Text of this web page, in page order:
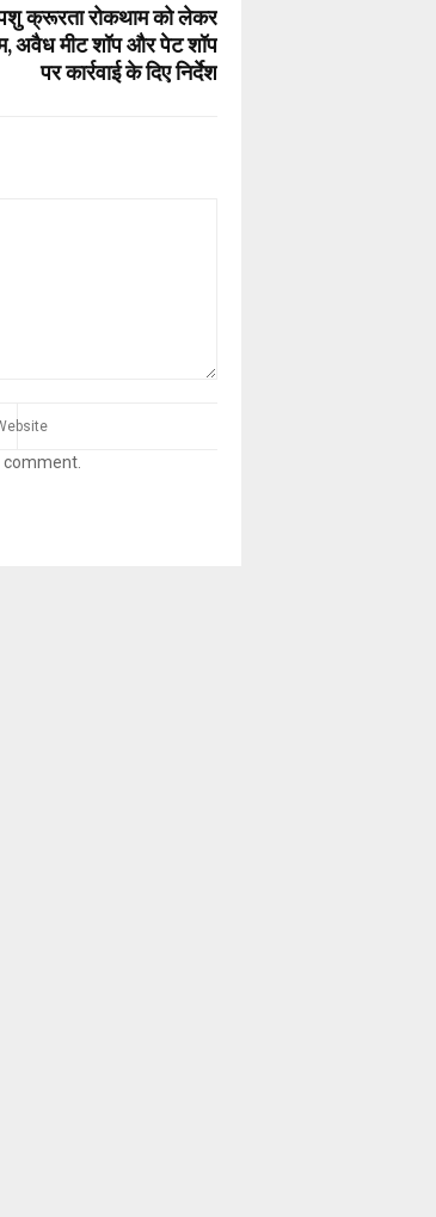
क्रूरता रोकथाम को लेकर
अवैध मीट शॉप और पेट शॉप
पर कार्रवाई के दिए निर्देश